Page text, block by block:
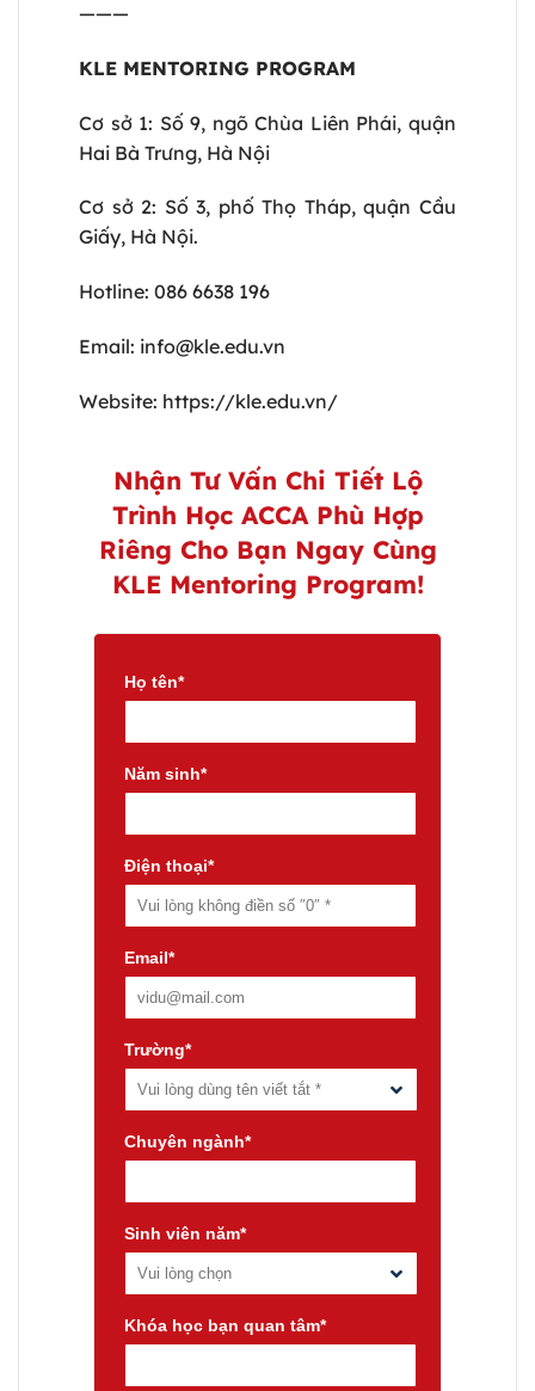
———
KLE MENTORING PROGRAM
Cơ sở 1: Số 9, ngõ Chùa Liên Phái, quận
Hai Bà Trưng, Hà Nội
Cơ sở 2: Số 3, phố Thọ Tháp, quận Cầu
Giấy, Hà Nội.
Hotline: 086 6638 196
Email: info@kle.edu.vn
Website: https://kle.edu.vn/
Nhận Tư Vấn Chi Tiết Lộ
Trình Học ACCA Phù Hợp
Riêng Cho Bạn Ngay Cùng
KLE Mentoring Program!